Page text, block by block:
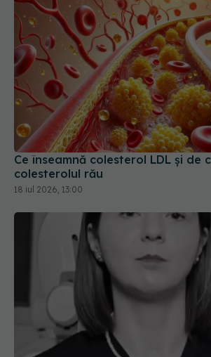
Ce înseamnă colesterol LDL și de
colesterolul rău
18 iul 2026, 13:00